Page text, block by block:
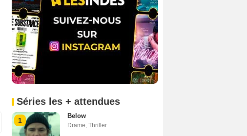
Séries les + attendues
1
Below
Drame, Thriller